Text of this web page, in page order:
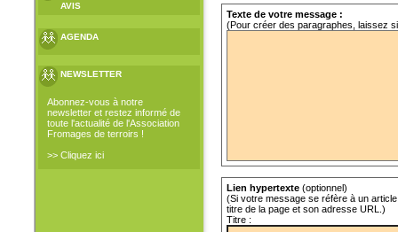
AVIS
AGENDA
NEWSLETTER
Abonnez-vous à notre
newsletter et restez informé de
toute l'actualité de l'Association
Fromages de terroirs !
>> Cliquez ici
Texte de votre message :
(Pour créer des paragraphes, laissez
Lien hypertexte (optionnel)
(Si votre message se réfère à un
titre de la page et son adresse URL.)
Titre :